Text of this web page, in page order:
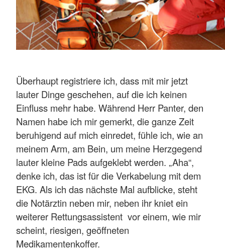
Überhaupt registriere ich, dass mit mir jetzt
lauter Dinge geschehen, auf die ich keinen
Einfluss mehr habe. Während Herr Panter, den
Namen habe ich mir gemerkt, die ganze Zeit
beruhigend auf mich einredet, fühle ich, wie an
meinem Arm, am Bein, um meine Herzgegend
lauter kleine Pads aufgeklebt werden. „Aha“,
denke ich, das ist für die Verkabelung mit dem
EKG. Als ich das nächste Mal aufblicke, steht
die Notärztin neben mir, neben ihr kniet ein
weiterer Rettungsassistent vor einem, wie mir
scheint, riesigen, geöffneten
Medikamentenkoffer.